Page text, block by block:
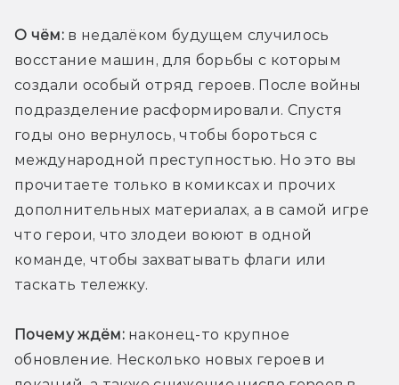
О чём: в недалёком будущем случилось
восстание машин, для борьбы с которым
создали особый отряд героев. После войны
подразделение расформировали. Спустя
годы оно вернулось, чтобы бороться с
международной преступностью. Но это вы
прочитаете только в комиксах и прочих
дополнительных материалах, а в самой игре
что герои, что злодеи воюют в одной
команде, чтобы захватывать флаги или
таскать тележку.
Почему ждём: наконец-то крупное
обновление. Несколько новых героев и